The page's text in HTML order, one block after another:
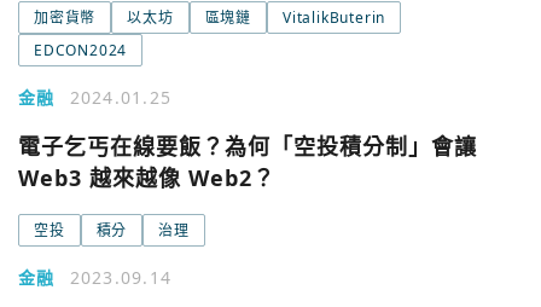
加密貨幣 以太坊 區塊鏈
VitalikButerin
EDCON2024
金融 2024.01.25
電子乞丐在線要飯？為何「空投積分制」會讓
Web3 越來越像 Web2？
空投 積分 治理
金融 2023.09.14
今日熱門
使用以下帳號繼續
Google
您已閒置5分鐘，請點擊關閉按鈕或空白處，即可回到加密
城市
今日熱門